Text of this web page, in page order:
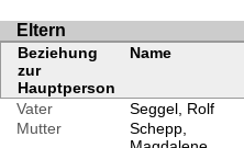
Eltern
Beziehung
zur
Hauptperson
Name
Vater
Seggel, Rolf
Mutter
Schepp,